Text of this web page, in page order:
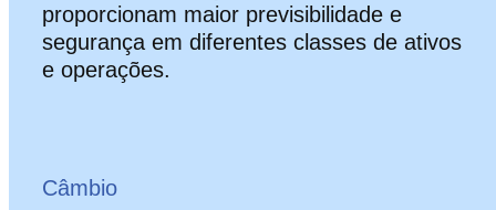
proporcionam maior previsibilidade e
segurança em diferentes classes de ativos
e operações.
Câmbio